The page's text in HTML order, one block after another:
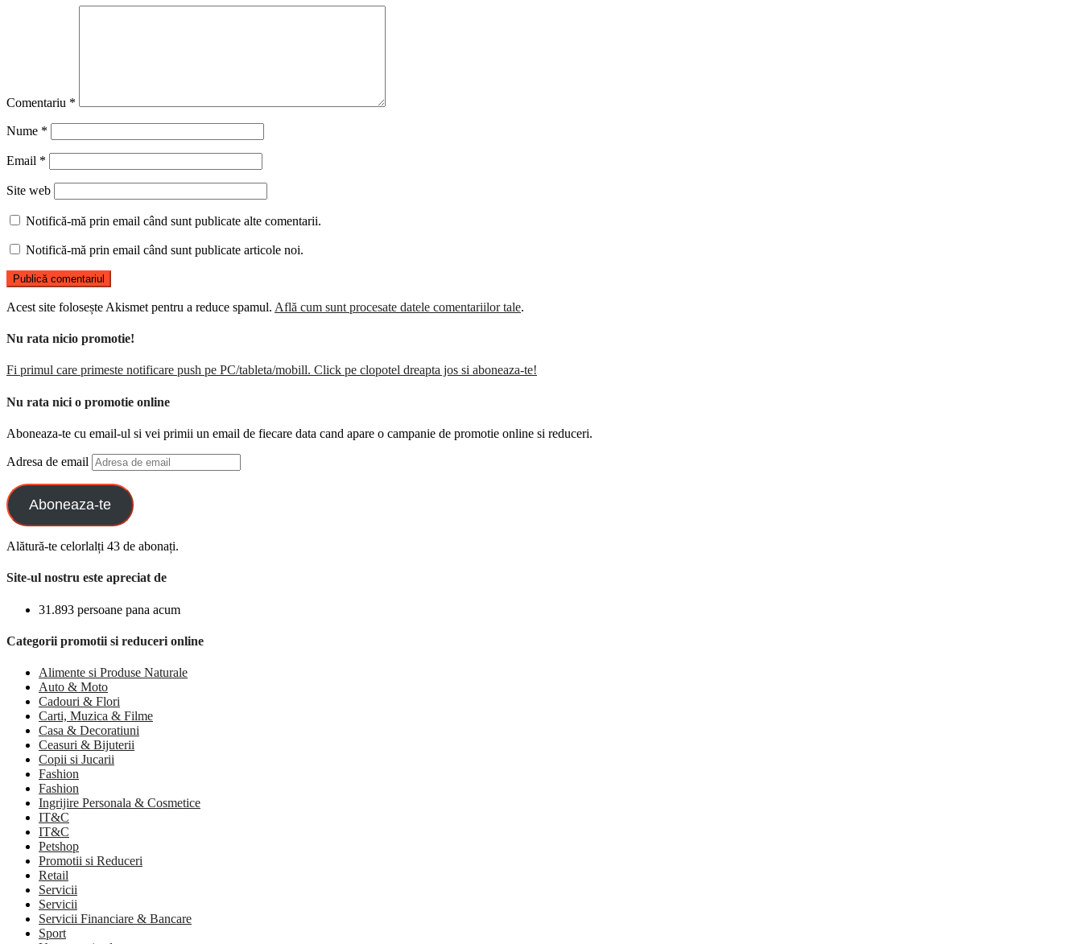
Comentariu *
Nume *
Email *
Site web
Notifică-mă prin email când sunt publicate alte comentarii.
Notifică-mă prin email când sunt publicate articole noi.
Acest site folosește Akismet pentru a reduce spamul. Află cum sunt procesate datele comentariilor tale.
Nu rata nicio promotie!
Fi primul care primeste notificare push pe PC/tableta/mobill. Click pe clopotel dreapta jos si aboneaza-te!
Nu rata nici o promotie online
Aboneaza-te cu email-ul si vei primii un email de fiecare data cand apare o campanie de promotie online si reduceri.
Adresa de email
Aboneaza-te
Alătură-te celorlalți 43 de abonați.
Site-ul nostru este apreciat de
31.893 persoane pana acum
Categorii promotii si reduceri online
Alimente si Produse Naturale
Auto & Moto
Cadouri & Flori
Carti, Muzica & Filme
Casa & Decoratiuni
Ceasuri & Bijuterii
Copii si Jucarii
Fashion
Fashion
Ingrijire Personala & Cosmetice
IT&C
IT&C
Petshop
Promotii si Reduceri
Retail
Servicii
Servicii
Servicii Financiare & Bancare
Sport